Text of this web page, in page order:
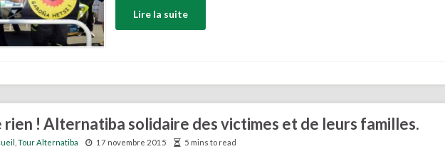
Lire la suite
rien ! Alternatiba solidaire des victimes et de leurs familles.
Tour Alternatiba 17 novembre 2015 5 mins to read